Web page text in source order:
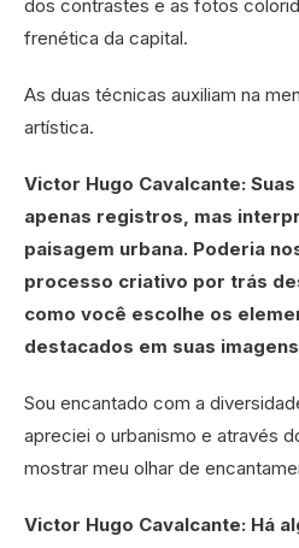
dos contrastes e as fotos
frenética da capital.
As duas técnicas auxiliam na
artística.
Victor Hugo Cavalcante:
apenas registros, mas
paisagem urbana. Poderia
processo criativo por trás
como você escolhe os
destacados em suas
Sou encantado com a
apreciei o urbanismo e através
mostrar meu olhar de
Victor Hugo Cavalcante: Há